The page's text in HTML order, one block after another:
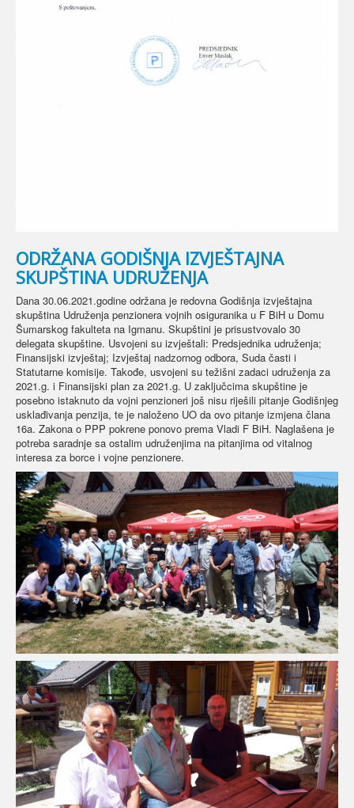
ODRŽANA GODIŠNJA IZVJEŠTAJNA
SKUPŠTINA UDRUŽENJA
Dana 30.06.2021.godine održana je redovna Godišnja izvještajna
skupština Udruženja penzionera vojnih osiguranika u F BiH u Domu
Šumarskog fakulteta na Igmanu. Skupštini je prisustvovalo 30
delegata skupštine. Usvojeni su izvještali: Predsjednika udruženja;
Finansijski izvještaj; Izvještaj nadzornog odbora, Suda časti i
Statutarne komisije. Takođe, usvojeni su težišni zadaci udruženja za
2021.g. i Finansijski plan za 2021.g. U zaključcima skupštine je
posebno istaknuto da vojni penzioneri još nisu riješili pitanje Godišnjeg
usklađivanja penzija, te je naloženo UO da ovo pitanje izmjena člana
16a. Zakona o PPP pokrene ponovo prema Vladi F BiH. Naglašena je
potreba saradnje sa ostalim udruženjima na pitanjima od vitalnog
interesa za borce i vojne penzionere.